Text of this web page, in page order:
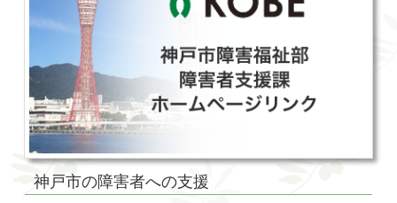
神戸市の障害者への支援